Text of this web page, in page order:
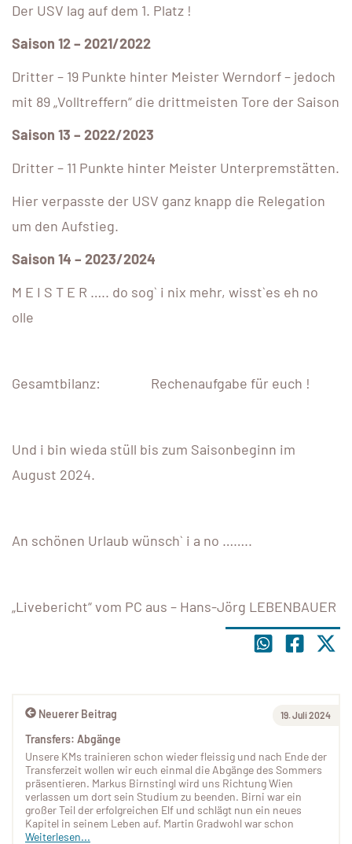
Der USV lag auf dem 1. Platz !
Saison 12 – 2021/2022
Dritter – 19 Punkte hinter Meister Werndorf – jedoch
mit 89 „Volltreffern“ die drittmeisten Tore der Saison
Saison 13 – 2022/2023
Dritter – 11 Punkte hinter Meister Unterpremstätten.
Hier verpasste der USV ganz knapp die Relegation
um den Aufstieg.
Saison 14 – 2023/2024
M E I S T E R ….. do sog` i nix mehr, wisst`es eh no
olle
Gesamtbilanz: Rechenaufgabe für euch !
Und i bin wieda stüll bis zum Saisonbeginn im
August 2024.
An schönen Urlaub wünsch` i a no ……..
„Livebericht“ vom PC aus – Hans-Jörg LEBENBAUER
Neuerer Beitrag 19. Juli 2024
Transfers: Abgänge
Unsere KMs trainieren schon wieder fleissig und nach Ende der
Transferzeit wollen wir euch einmal die Abgänge des Sommers
präsentieren. Markus Birnstingl wird uns Richtung Wien
verlassen um dort sein Studium zu beenden. Birni war ein
großer Teil der erfolgreichen Elf und schlägt nun ein neues
Kapitel in seinem Leben auf. Martin Gradwohl war schon
Weiterlesen...